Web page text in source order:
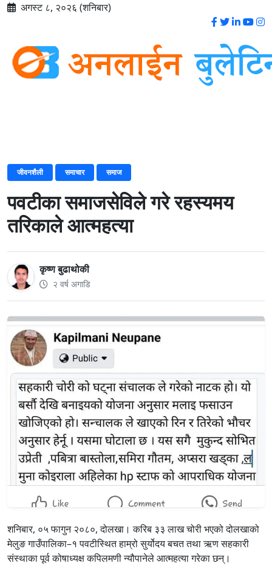
अगस्ट ८, २०२६ (शनिबार)
जीवनशैली समाचार समाज
पवटीका समाजसेविले गरे रहस्यमय
तरिकाले आत्महत्या
कृष्ण बुढाथोकी
२ वर्ष अगाडि
शनिबार, ०५ फागुन २०८०, दोलखा। करिब ३३ लाख चोरी भएको दोलखाको
मेलुङ गाउँपालिका–१ पवटीस्थित हाम्रो सुर्योदय बचत तथा ऋण सहकारी
संस्थाका पूर्व कोषाध्यक्ष कपिलमणी न्यौपानेले आत्महत्या गरेका छन्।